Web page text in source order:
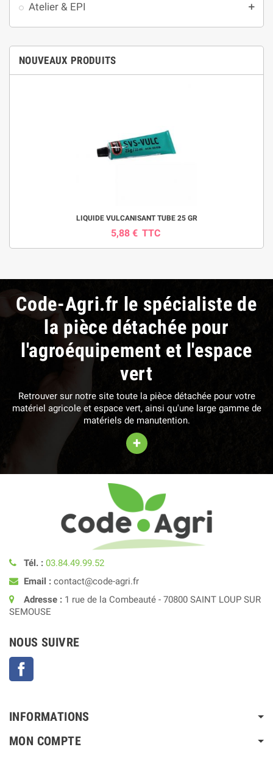
Atelier & EPI add
NOUVEAUX PRODUITS
LIQUIDE VULCANISANT TUBE 25 GR
5,88 € TTC
Code-Agri.fr le spécialiste de
la pièce détachée pour
l'agroéquipement et l'espace
vert
Retrouver sur notre site toute la pièce détachée pour votre
matériel agricole et espace vert, ainsi qu'une large gamme de
matériels de manutention.
+
Tél. : 03.84.49.99.52
Email : contact@code-agri.fr
Adresse : 1 rue de la Combeauté - 70800 SAINT LOUP SUR
SEMOUSE
NOUS SUIVRE
INFORMATIONS
MON COMPTE